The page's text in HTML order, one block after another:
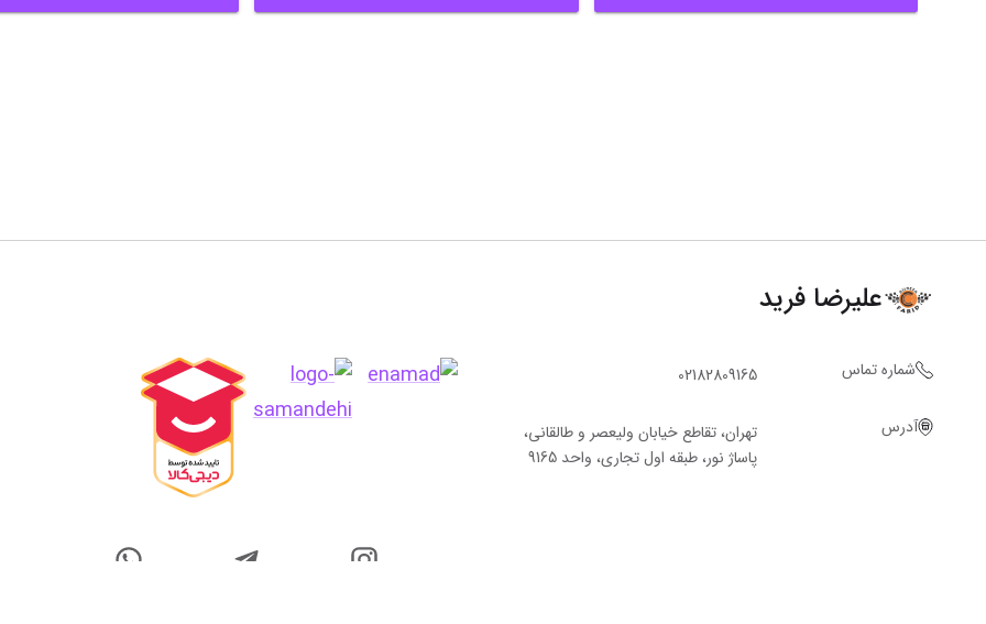
علیرضا فرید
شماره تماس 02182809165
آدرس
تهران، تقاطع خیابان ولیعصر و طالقانی،
پاساژ نور، طبقه اول تجاری، واحد 9165